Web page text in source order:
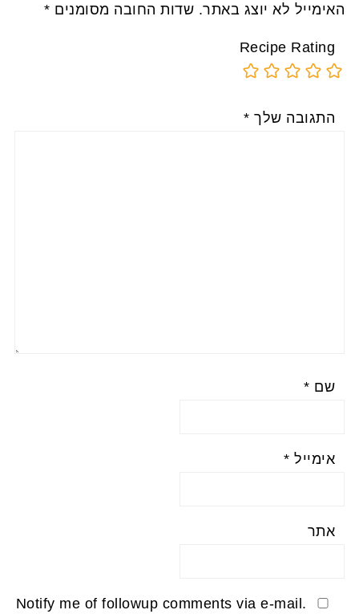
האימייל לא יוצג באתר. שדות החובה מסומנים *
Recipe Rating
התגובה שלך *
שם *
אימייל *
אתר
Notify me of followup comments via e-mail.